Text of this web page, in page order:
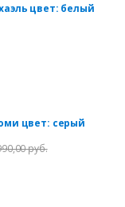
цвет: белый
цвет: серый
руб.